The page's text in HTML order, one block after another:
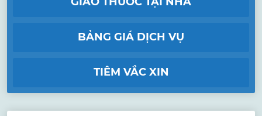
BẢNG GIÁ DỊCH VỤ
TIÊM VẮC XIN